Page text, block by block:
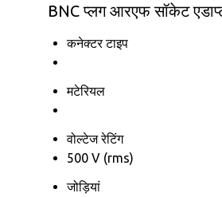
BNC प्लग आरएफ सॉकेट
कनेक्टर टाइप
मटेरियल
वोल्टेज रेटिंग
500 V (rms)
जोड़ियां